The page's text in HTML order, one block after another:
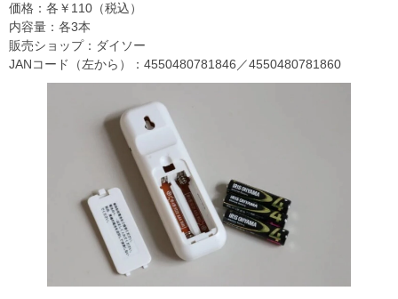
価格：各￥110（税込）
内容量：各3本
販売ショップ：ダイソー
JANコード（左から）：4550480781846／4550480781860